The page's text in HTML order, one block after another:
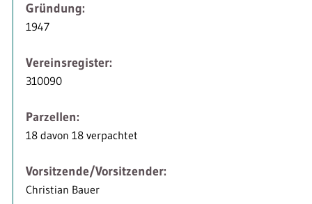
Gründung:
1947
Vereinsregister:
310090
Parzellen:
18 davon 18 verpachtet
Vorsitzende/Vorsitzender:
Christian Bauer